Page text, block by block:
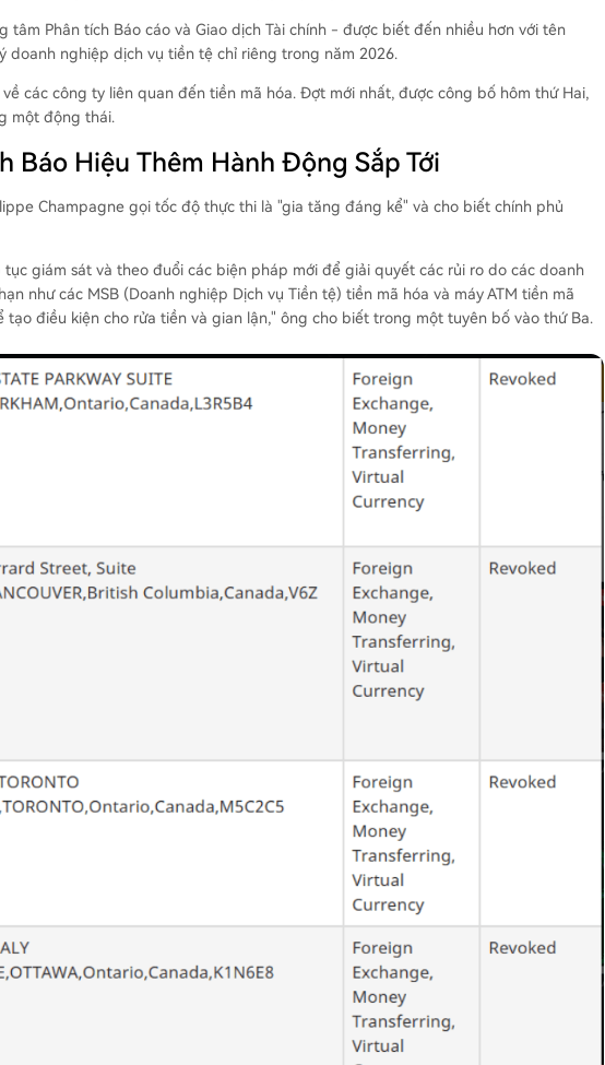
tâm Phân tích Báo cáo và Giao dịch Tài chính - được biết đến nhiều hơn với tên
doanh nghiệp dịch vụ tiền tệ chỉ riêng trong năm 2026.
các công ty liên quan đến tiền mã hóa. Đợt mới nhất, được công bố hôm thứ Hai,
một động thái.
Báo Hiệu Thêm Hành Động Sắp Tới
Champagne gọi tốc độ thực thi là "gia tăng đáng kể" và cho biết chính phủ
giám sát và theo đuổi các biện pháp mới để giải quyết các rủi ro do các doanh
như các MSB (Doanh nghiệp Dịch vụ Tiền tệ) tiền mã hóa và máy ATM tiền mã
tạo điều kiện cho rửa tiền và gian lận," ông cho biết trong một tuyên bố vào thứ Ba.